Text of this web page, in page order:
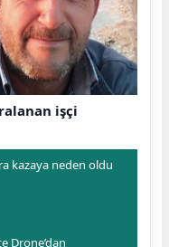
işçi
kazaya neden oldu
Drone’dan